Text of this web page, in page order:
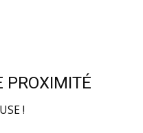
PROXIMITÉ
!